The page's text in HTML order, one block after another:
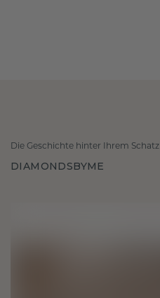
Die Geschichte hinter Ihrem Schatz
DIAMONDSBYME